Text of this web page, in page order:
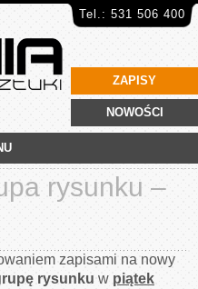
Tel.: 531 506 400
ZAPISY
NOWOŚCI
rysunku –
zapisami na nowy
rysunku w piątek